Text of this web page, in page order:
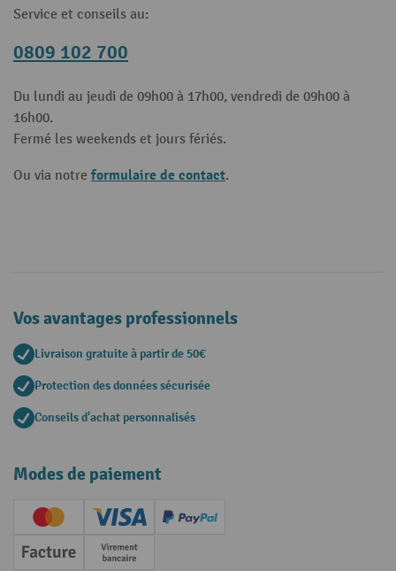
Service et conseils au:
0809 102 700
Du lundi au jeudi de 09h00 à 17h00, vendredi de 09h00 à
16h00.
Fermé les weekends et jours fériés.
Ou via notre formulaire de contact.
Vos avantages professionnels
Livraison gratuite à partir de 50€
Protection des données sécurisée
Conseils d'achat personnalisés
Modes de paiement
Creditcard (Master)Creditcard (Visa)
PayPal
Facture Paiement anticipé